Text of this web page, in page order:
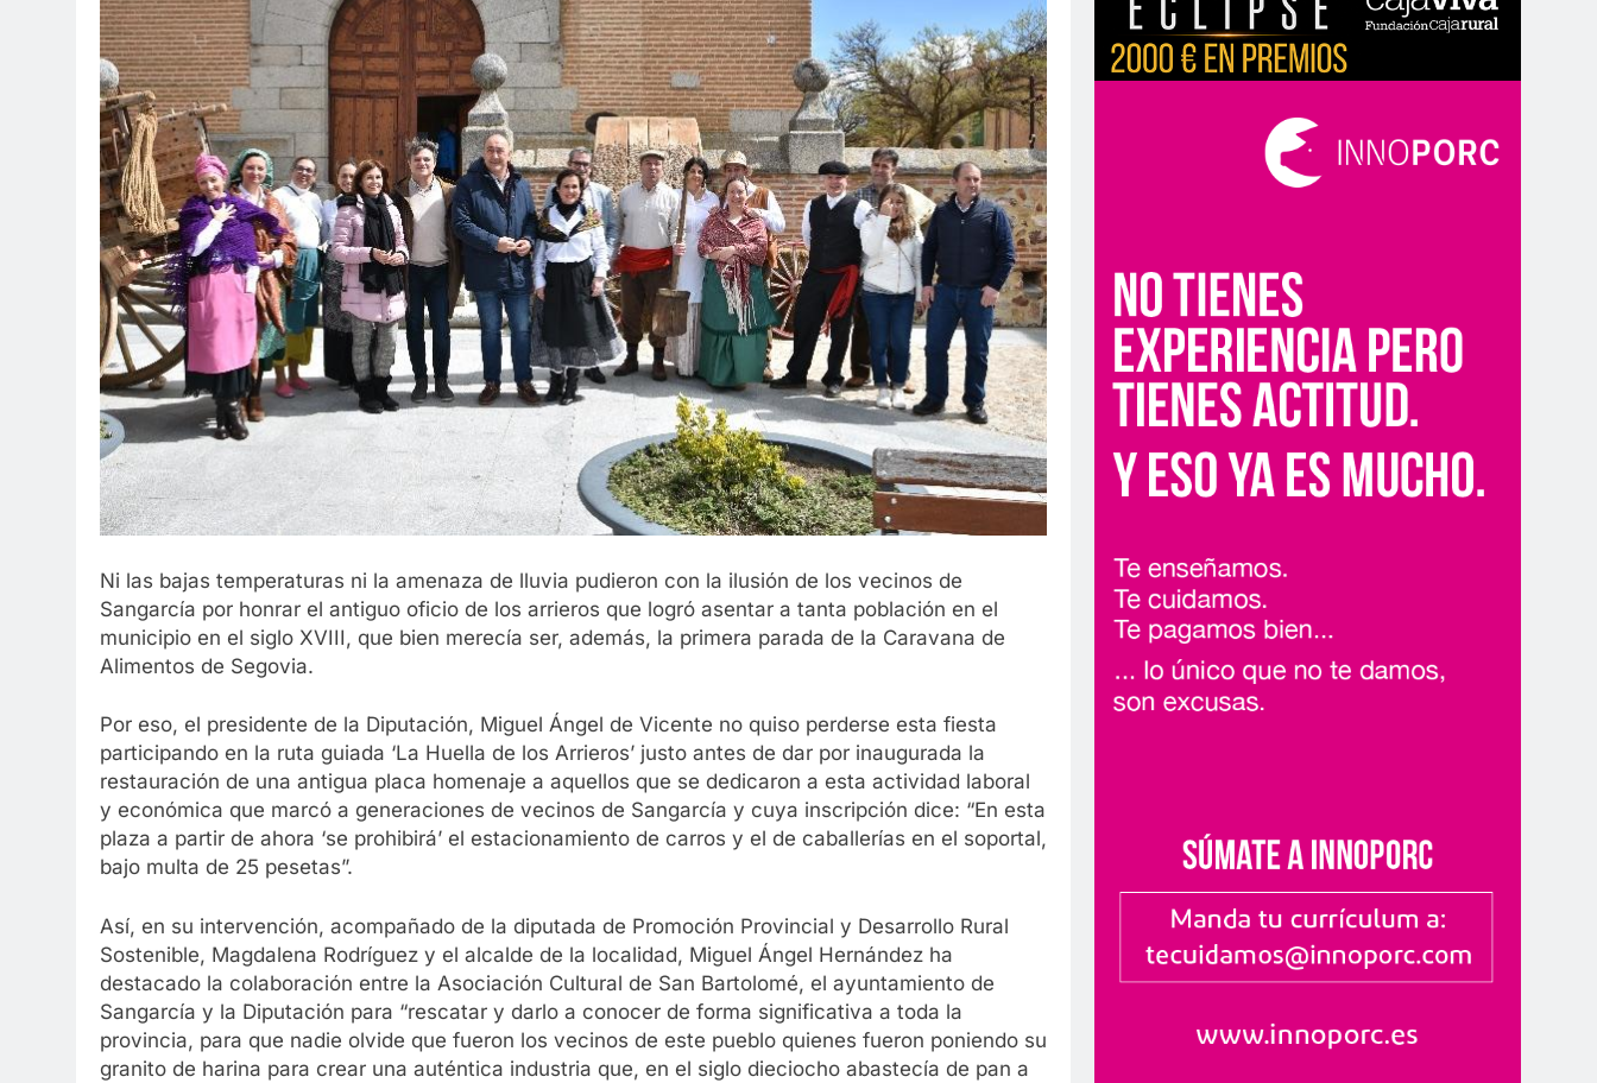
Ni las bajas temperaturas ni la amenaza de lluvia pudieron con la ilusión de los vecinos de
Sangarcía por honrar el antiguo oficio de los arrieros que logró asentar a tanta población en el
municipio en el siglo XVIII, que bien merecía ser, además, la primera parada de la Caravana de
Alimentos de Segovia.
Por eso, el presidente de la Diputación, Miguel Ángel de Vicente no quiso perderse esta fiesta
participando en la ruta guiada ‘La Huella de los Arrieros’ justo antes de dar por inaugurada la
restauración de una antigua placa homenaje a aquellos que se dedicaron a esta actividad laboral
y económica que marcó a generaciones de vecinos de Sangarcía y cuya inscripción dice: “En esta
plaza a partir de ahora ‘se prohibirá’ el estacionamiento de carros y el de caballerías en el soportal,
bajo multa de 25 pesetas”.
Así, en su intervención, acompañado de la diputada de Promoción Provincial y Desarrollo Rural
Sostenible, Magdalena Rodríguez y el alcalde de la localidad, Miguel Ángel Hernández ha
destacado la colaboración entre la Asociación Cultural de San Bartolomé, el ayuntamiento de
Sangarcía y la Diputación para “rescatar y darlo a conocer de forma significativa a toda la
provincia, para que nadie olvide que fueron los vecinos de este pueblo quienes fueron poniendo su
granito de harina para crear una auténtica industria que, en el siglo dieciocho abastecía de pan a